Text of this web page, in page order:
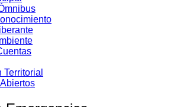
Territorial